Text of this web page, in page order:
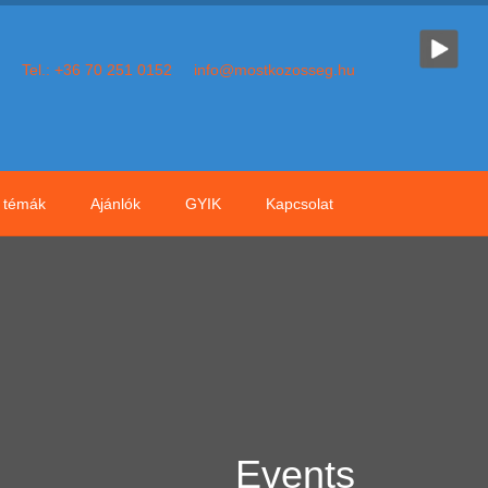
Tel.: +36 70 251 0152 info@mostkozosseg.hu
témák Ajánlók GYIK Kapcsolat
Events